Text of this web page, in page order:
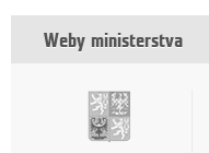
Weby ministerstva